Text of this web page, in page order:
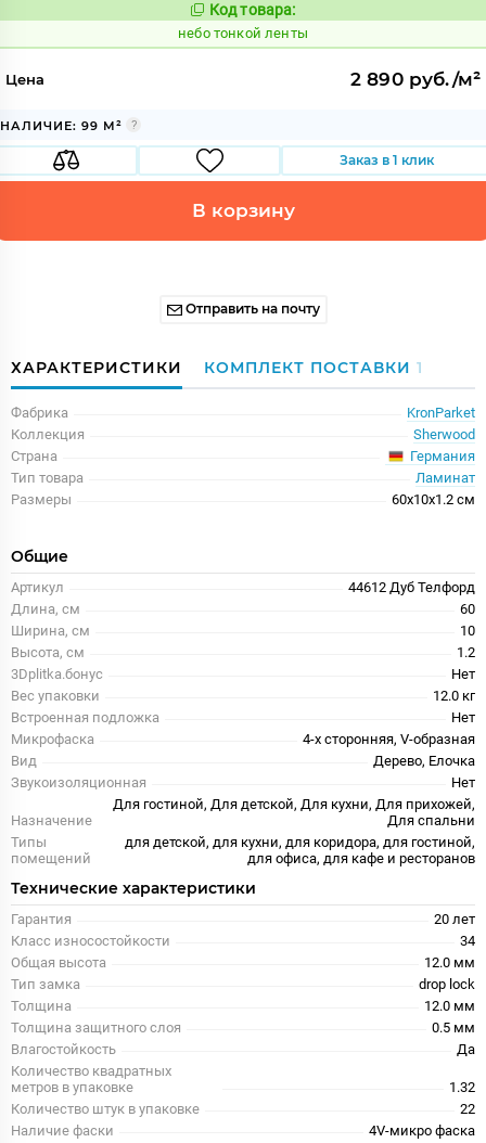
Код:
1122168
Код товара:
небо тонкой ленты
Цена 2 890 руб./м²
НАЛИЧИЕ: 99 М²
Заказ в 1 клик
В корзину
Отправить на почту
ХАРАКТЕРИСТИКИ КОМПЛЕКТ ПОСТАВКИ 1
Фабрика
KronParket
Коллекция
Sherwood
Страна
Германия
Тип товара
Ламинат
Размеры
60x10x1.2 см
Общие
Артикул
44612 Дуб Телфорд
Длина, см
60
Ширина, см
10
Высота, см
1.2
3Dplitka.бонус
Нет
Вес упаковки
12.0 кг
Встроенная подложка
Нет
Микрофаска
4-х сторонняя, V-образная
Вид
Дерево, Елочка
Звукоизоляционная
Нет
Назначение
Для гостиной, Для детской, Для кухни, Для прихожей,
Для спальни
Типы
помещений
для детской, для кухни, для коридора, для гостиной,
для офиса, для кафе и ресторанов
Технические характеристики
Гарантия
20 лет
Класс износостойкости
34
Общая высота
12.0 мм
Тип замка
drop lock
Толщина
12.0 мм
Толщина защитного слоя
0.5 мм
Влагостойкость
Да
Количество квадратных
метров в упаковке
1.32
Количество штук в упаковке
22
Наличие фаски
4V-микро фаска